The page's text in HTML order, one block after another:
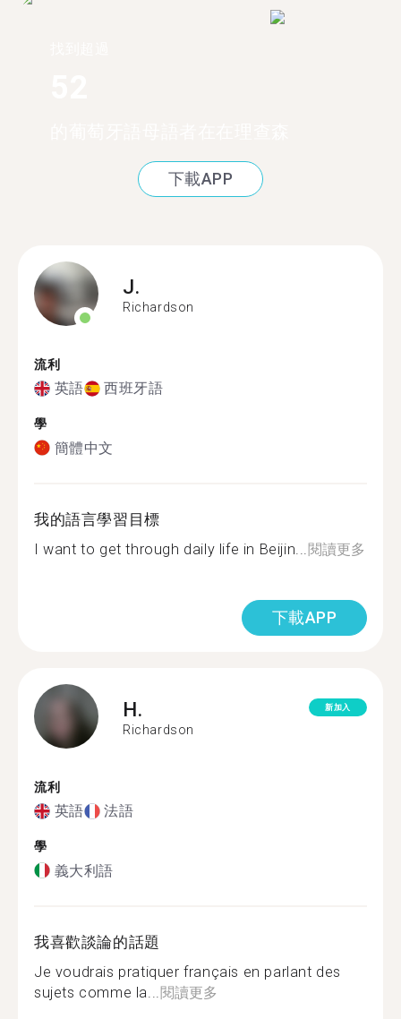
下載APP
J.
Richardson
流利
英語 西班牙語
學
簡體中文
我的語言學習目標
I want to get through daily life in Beijin... 閱讀更多
下載APP
H.
Richardson
新加入
流利
英語 法語
學
義大利語
我喜歡談論的話題
Je voudrais pratiquer français en parlant des
sujets comme la... 閱讀更多